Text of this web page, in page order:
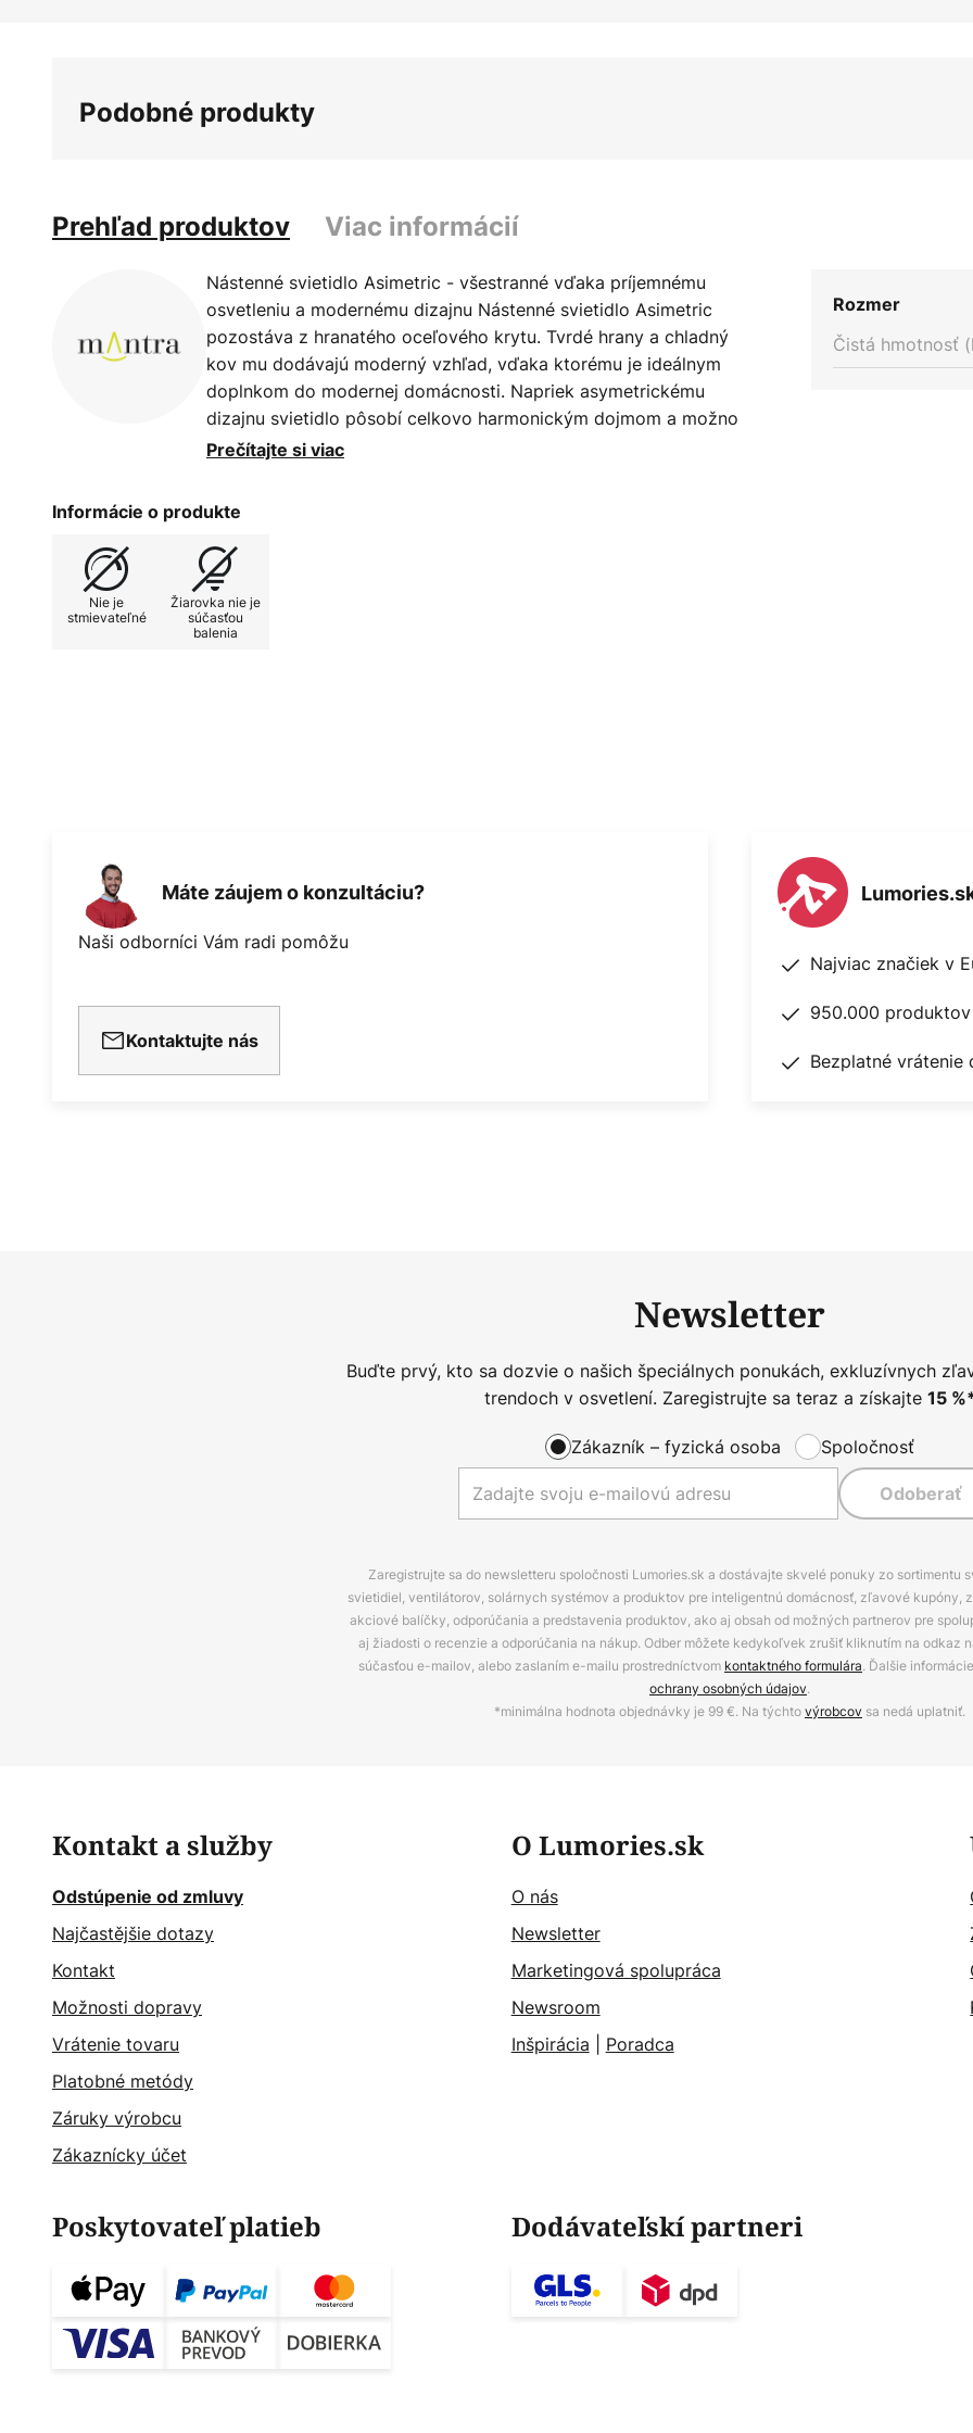
obrázkov
Podobné produkty
Prehľad produktov Viac informácií
Nástenné svietidlo Asimetric - všestranné vďaka príjemnému
osvetleniu a modernému dizajnu Nástenné svietidlo Asimetric
pozostáva z hranatého oceľového krytu. Tvrdé hrany a chladný
kov mu dodávajú moderný vzhľad, vďaka ktorému je ideálnym
doplnkom do modernej domácnosti. Napriek asymetrickému
dizajnu svietidlo pôsobí celkovo harmonickým dojmom a možno
ho použiť ako všeobecný osvetľovací prvok na chodbe alebo v
len smerom nadol a nahor. To zaručuje nenápadné, nepriame
osvetlenie, vďaka čomu možno svietidlo umiestniť aj do spálne.
Prečítajte si viac
Informácie o produkte
Nie je
stmievateľné
Žiarovka nie je
súčasťou
balenia
Rozmer
Čistá hmotnosť
Máte záujem o konzultáciu?
Naši odborníci Vám radi pomôžu
Kontaktujte nás
Najviac značiek v
950.000
Bezplatné vrátenie
Newsletter
Buďte prvý, kto sa dozvie o našich špeciálnych ponukách, exkluzívnych
trendoch v osvetlení. Zaregistrujte sa teraz a získajte 15
Zákazník – fyzická osoba Spoločnosť
Odoberať
Zaregistrujte sa do newsletteru spoločnosti Lumories.sk a dostávajte skvelé ponuky zo sortimentu
svietidiel, ventilátorov, solárnych systémov a produktov pre inteligentnú domácnosť, zľavové kupóny,
akciové balíčky, odporúčania a predstavenia produktov, ako aj obsah od možných partnerov pre
aj žiadosti o recenzie a odporúčania na nákup. Odber môžete kedykoľvek zrušiť kliknutím na odkaz
súčasťou e-mailov, alebo zaslaním e-mailu prostredníctvom kontaktného formulára. Ďalšie
ochrany osobných údajov.
*minimálna hodnota objednávky je 99 €. Na týchtovýrobcov sa nedá uplatniť.
Kontakt a služby
Odstúpenie od zmluvy
Najčastějšie dotazy
Kontakt
Možnosti dopravy
Vrátenie tovaru
Platobné metódy
Záruky výrobcu
Zákaznícky účet
O Lumories.sk
O nás
Newsletter
Marketingová spolupráca
Newsroom
Inšpirácia
Poradca
Poskytovateľ platieb Dodávateľskí partneri